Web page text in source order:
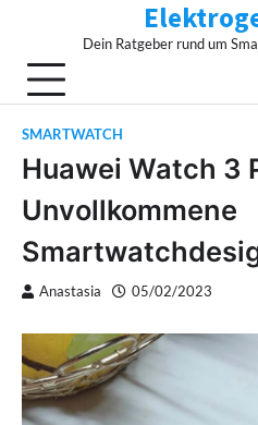
content
Dein Ratgeber rund um
SMARTWATCH
Huawei Watch 3
Unvollkommene
Anastasia 05/02/2023